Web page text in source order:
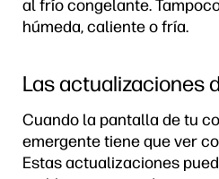
al frío congelante.
húmeda, caliente o fría.
Las actualizaciones
Cuando la pantalla de tu
emergente tiene que ver
Estas actualizaciones